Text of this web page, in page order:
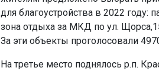
для благоустройства в 2022 году:
зона отдыха за МКД по ул.
За эти объекты проголосовали
На третье место поднялось р.п.